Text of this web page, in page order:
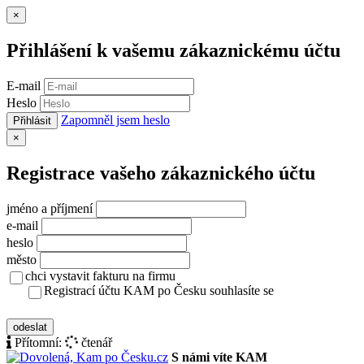
×
Přihlášení k vašemu zákaznickému účtu
E-mail
Heslo
Přihlásit Zapomněl jsem heslo
×
Registrace vašeho zákaznického účtu
jméno a příjmení
e-mail
heslo
město
chci vystavit fakturu na firmu
Registrací účtu KAM po Česku souhlasíte se
odeslat
Přítomní:
čtenář
S námi víte KAM